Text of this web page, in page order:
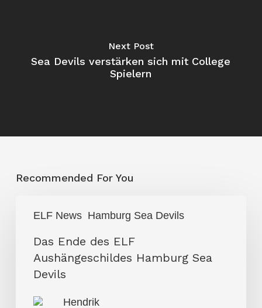
Next Post
Sea Devils verstärken sich mit College
Spielern
Recommended For You
ELF News Hamburg Sea Devils
Ende
Aushängeschildes
Das Ende des ELF
Aushängeschildes Hamburg Sea
Devils
Hendrik